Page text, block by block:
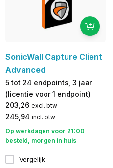
SonicWall Capture Client
Advanced
5 tot 24 endpoints, 3 jaar
(licentie voor 1 endpoint)
203,26 excl. btw
245,94 incl. btw
Op werkdagen voor 21:00
besteld, morgen in huis
Vergelijk